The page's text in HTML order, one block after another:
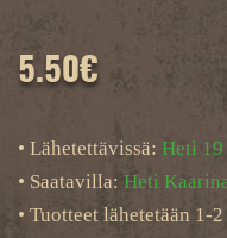
5.50€
• Lähetettävissä: Heti
• Saatavilla: Heti
• Tuotteet lähetetään 1-